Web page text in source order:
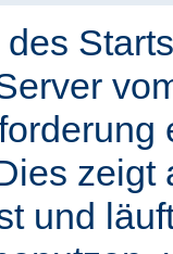
zeigt
und